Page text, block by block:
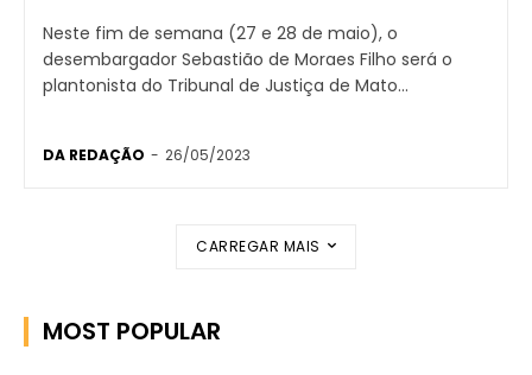
Neste fim de semana (27 e 28 de maio), o
desembargador Sebastião de Moraes Filho será o
plantonista do Tribunal de Justiça de Mato...
DA REDAÇÃO - 26/05/2023
CARREGAR MAIS
MOST POPULAR